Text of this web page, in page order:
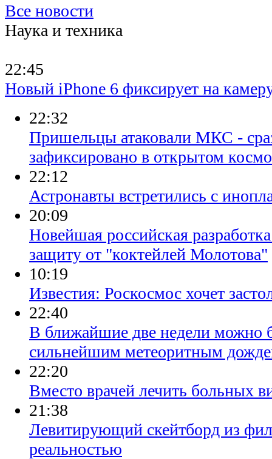
Все новости
Наука и техника
22:45
Новый iPhone 6 фиксирует на
22:32
Пришельцы атаковали МКС -
зафиксировано в открытом
22:12
Астронавты встретились с
20:09
Новейшая российская
защиту от "коктейлей Молотова"
10:19
Известия: Роскосмос хочет
22:40
В ближайшие две недели можно
сильнейшим метеоритным
22:20
Вместо врачей лечить больных
21:38
Левитирующий скейтборд из
реальностью